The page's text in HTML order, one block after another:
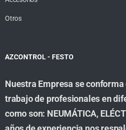
Otros
AZCONTROL - FESTO
Nuestra Empresa se conforma
trabajo de profesionales en
como son: NEUMÁTICA,